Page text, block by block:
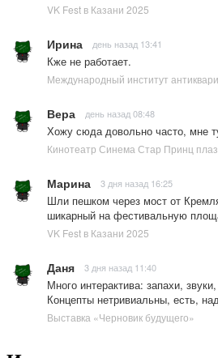
VK Fest в Казани 2025
Ирина день назад 13:41
Кже не работает.
Международный институт
Вера день назад 08:48
Хожу сюда довольно часто, мне
Кинотеатр Синема Стар Принц
Марина 3 дня назад 16:25
Шли пешком через мост от
шикарный на фестивальную
VK Fest в Казани 2025
Даня 3 дня назад 11:40
Много интерактива: запахи,
Концепты нетривиальны, есть,
Выставка «Черновик будущего»